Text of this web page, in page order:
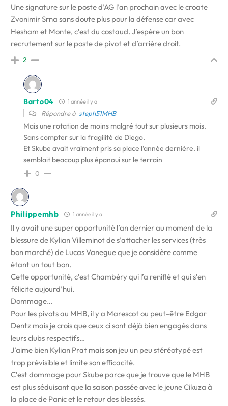
Une signature sur le poste d’AG l’an prochain avec le croate
Zvonimir Srna sans doute plus pour la défense car avec
Hesham et Monte, c’est du costaud. J’espère un bon
recrutement sur le poste de pivot et d’arrière droit.
2
Barto04 1 année il y a
Répondre à steph51MHB
Mais une rotation de moins malgré tout sur plusieurs mois.
Sans compter sur la fragilité de Diego.
Et Skube avait vraiment pris sa place l’année dernière. il
semblait beacoup plus épanoui sur le terrain
0
Philippemhb 1 année il y a
Il y avait une super opportunité l’an dernier au moment de la
blessure de Kylian Villeminot de s’attacher les services (très
bon marché) de Lucas Vanegue que je considère comme
étant un tout bon.
Cette opportunité, c’est Chambéry qui l’a reniflé et qui s’en
félicite aujourd’hui.
Dommage…
Pour les pivots au MHB, il y a Marescot ou peut-être Edgar
Dentz mais je crois que ceux ci sont déjà bien engagés dans
leurs clubs respectifs…
J’aime bien Kylian Prat mais son jeu un peu stéréotypé est
trop prévisible et limite son efficacité.
C’est dommage pour Skube parce que je trouve que le MHB
est plus séduisant que la saison passée avec le jeune Cikuza à
la place de Panic et le retour des blessés.